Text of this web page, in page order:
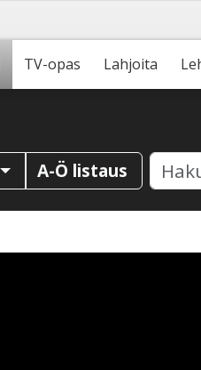
TV-opas Lahjoita
A-Ö listaus